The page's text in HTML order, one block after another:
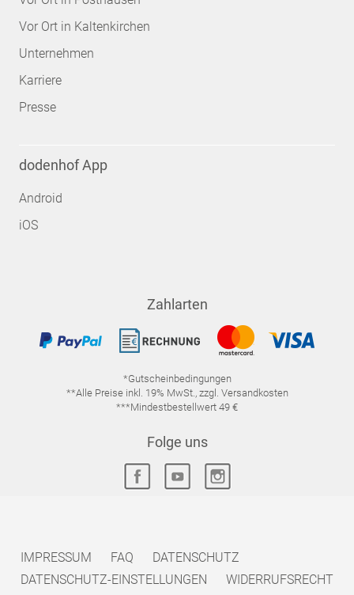
Vor Ort in Kaltenkirchen
Unternehmen
Karriere
Presse
dodenhof App
Android
iOS
Zahlarten
*Gutscheinbedingungen
**Alle Preise inkl. 19% MwSt., zzgl. Versandkosten
***Mindestbestellwert 49 €
Folge uns
IMPRESSUM FAQ
DATENSCHUTZ
DATENSCHUTZ-EINSTELLUNGEN
WIDERRUFSRECHT